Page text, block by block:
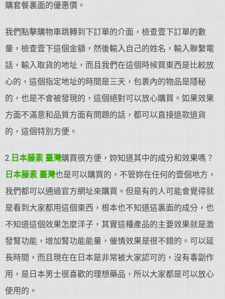
購套餐裏面的優惠價。
我們點擊購物車跳轉到下訂單的介面，檢查壹下訂單的數
量，檢查壹下這個金額，然後輸入自己的姓名，輸入聯繫電
話，輸入取貨的地址，而且我們在這個時候買東西是比較放
心的，這個指定地址的時間是三天，包裹內的物品是隱秘
的，也是不會被發現的，這個絕對可以放心購買。如果效果
方面不滿意和品質方面有問題的話，都可以直接退款退貨
的，這個特別方便。
2. 日本藤素 臺灣購買很方便，妳知道其中的成分和效果嗎？
日本藤素 臺灣也是可以購買的，不管妳在任何的壹個地方，
我們都可以通過官方網址來購買。但是有的人可能會覺得就
是看到大家都用這個東西，根本也不知道這裏面的成分，也
不知道這個效果怎麼洋子，其實這種產品的主要效果就是激
發腎功能，增加腎功能能量，催情效果是很不錯的。可以延
長時間，而且現在在日本是非常被大家認可的，沒有毒副作
用，是日本男士很喜歡的理想藥品，所以大家都是可以放心
使用的。